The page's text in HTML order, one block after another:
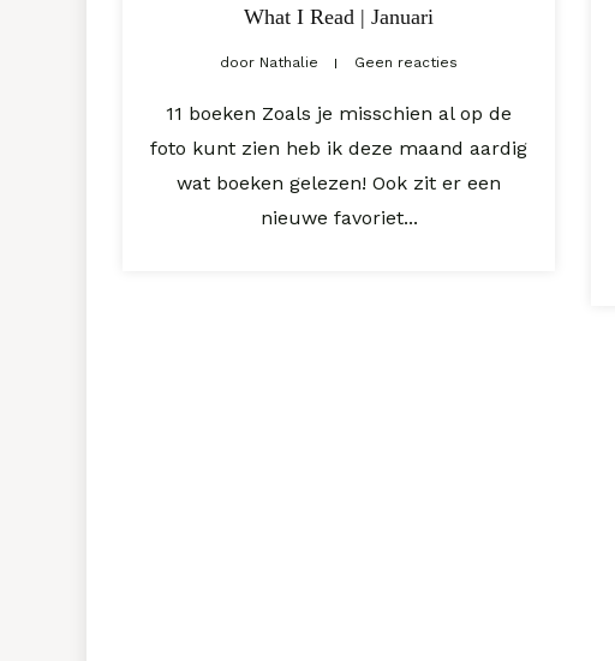
What I Read | Januari
door Nathalie Geen reacties
11 boeken Zoals je misschien al op de
foto kunt zien heb ik deze maand aardig
wat boeken gelezen! Ook zit er een
nieuwe favoriet...